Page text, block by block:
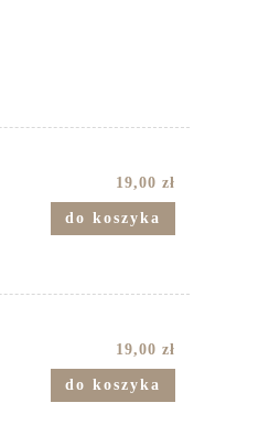
19,00 zł
do koszyka
19,00 zł
do koszyka